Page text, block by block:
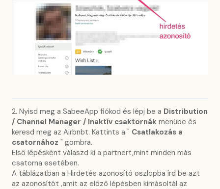
2. Nyisd meg a SabeeApp fiókod és lépj be a Distribution
/ Channel Manager / Inaktív csaktornák menübe és
keresd meg az Airbnbt. Kattints a " Csatlakozás a
csatornához " gombra.
Első lépésként válaszd ki a partnert,mint minden más
csatorna esetében.
A táblázatban a Hirdetés azonosító oszlopba írd be azt
az azonosítót ,amit az előző lépésben kimásoltál az